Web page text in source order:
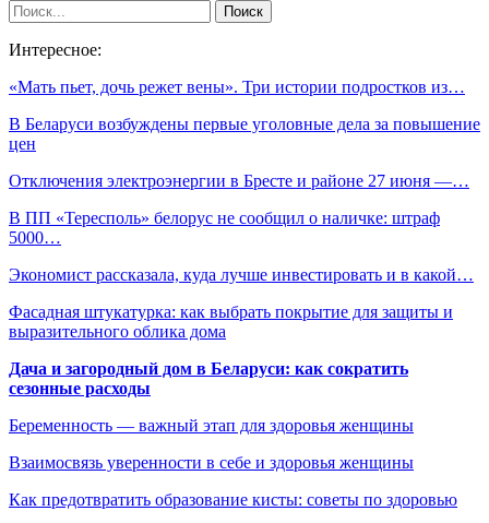
Интересное:
«Мать пьет, дочь режет вены». Три истории подростков из…
В Беларуси возбуждены первые уголовные дела за повышение
цен
Отключения электроэнергии в Бресте и районе 27 июня —…
В ПП «Тересполь» белорус не сообщил о наличке: штраф
5000…
Экономист рассказала, куда лучше инвестировать и в какой…
Фасадная штукатурка: как выбрать покрытие для защиты и
выразительного облика дома
Дача и загородный дом в Беларуси: как сократить
сезонные расходы
Беременность — важный этап для здоровья женщины
Взаимосвязь уверенности в себе и здоровья женщины
Как предотвратить образование кисты: советы по здоровью